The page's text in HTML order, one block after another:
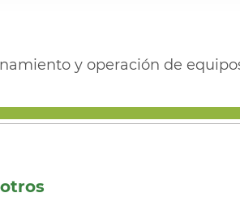
y operación de